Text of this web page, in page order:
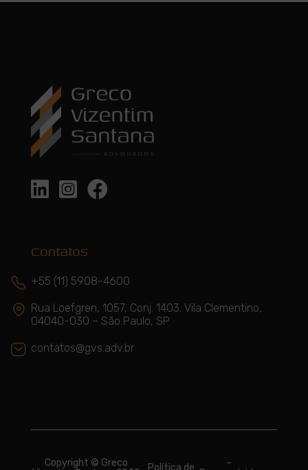
  
Contatos
+55 (11) 5908-4600
Rua Loefgren, 1057, Conj. 1403. Vila Clementino,
04040-030 – São Paulo, SP
contatos@gvs.adv.br
Copyright © Greco
–